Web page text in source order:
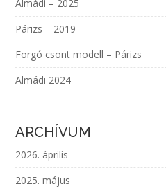
Almádi – 2025
Párizs – 2019
Forgó csont modell – Párizs
Almádi 2024
ARCHÍVUM
2026. április
2025. május